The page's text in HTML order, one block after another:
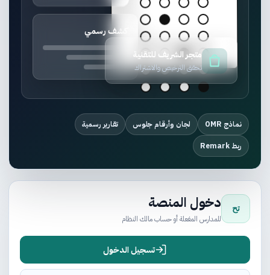
كشف رسمي
متجر الشريف للتقنية
تحقق الترخيص والاشتراك
نماذج OMR لجان وأرقام جلوس
تقارير رسمية
ربط Remark
تح دخول المنصة
للمدارس المفعلة أو حساب مالك النظام
تسجيل الدخول